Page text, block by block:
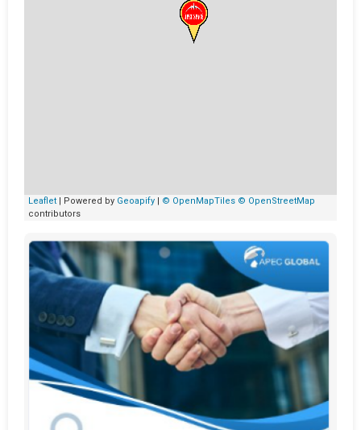
Leaflet | Powered by Geoapify | © OpenMapTiles © OpenStreetMap
contributors